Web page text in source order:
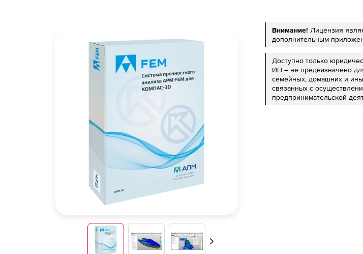
Вперед
Внимание! Лицензия
дополнительным
Доступно только
ИП – не предназначено
семейных, домашних и
связанных с
предпринимательской